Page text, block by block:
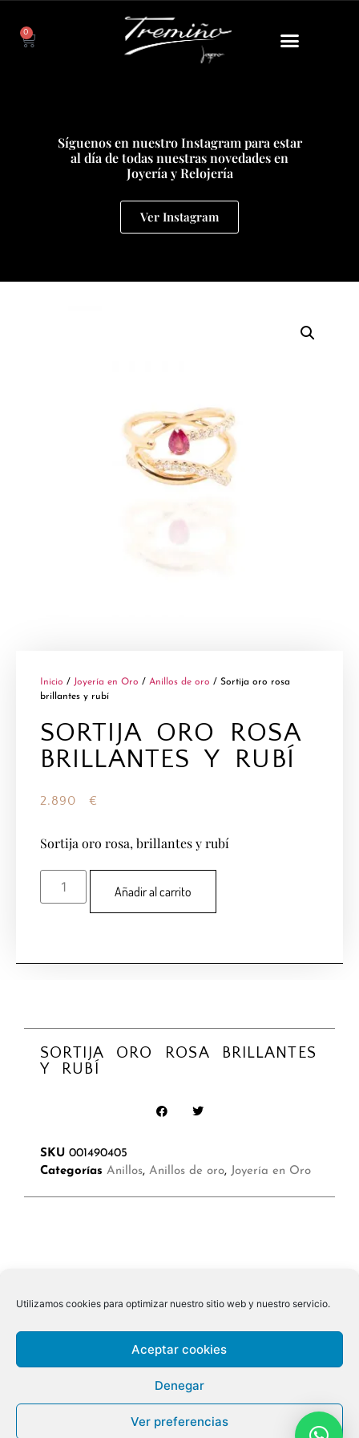
Utilizamos cookies para optimizar nuestro sitio web y nuestro servicio.
Aceptar cookies
Denegar
Ver preferencias
0
Síguenos en nuestro Instagram para estar
al día de todas nuestras novedades en
Joyería y Relojería
Ver Instagram
Inicio / Joyería en Oro / Anillos de oro / Sortija oro rosa
brillantes y rubí
SORTIJA ORO ROSA
BRILLANTES Y RUBÍ
2.890 €
Sortija oro rosa, brillantes y rubí
Añadir al carrito
SORTIJA ORO ROSA BRILLANTES
Y RUBÍ
SKU 001490405
Categorías Anillos, Anillos de oro, Joyería en Oro
© 2026 ALL RIGHTS RESERVED